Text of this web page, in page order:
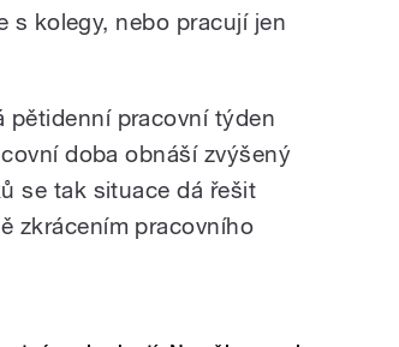
s kolegy, nebo pracují jen
pětidenní pracovní týden
doba obnáší zvýšený
se tak situace dá řešit
zkrácením pracovního